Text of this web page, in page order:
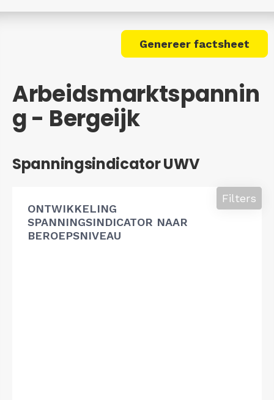
Genereer factsheet
Arbeidsmarktspannin
g - Bergeijk
Spanningsindicator UWV
ONTWIKKELING
SPANNINGSINDICATOR NAAR
BEROEPSNIVEAU
Filters